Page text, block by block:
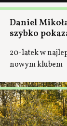
Daniel
szybko
20-latek w
nowym klubem